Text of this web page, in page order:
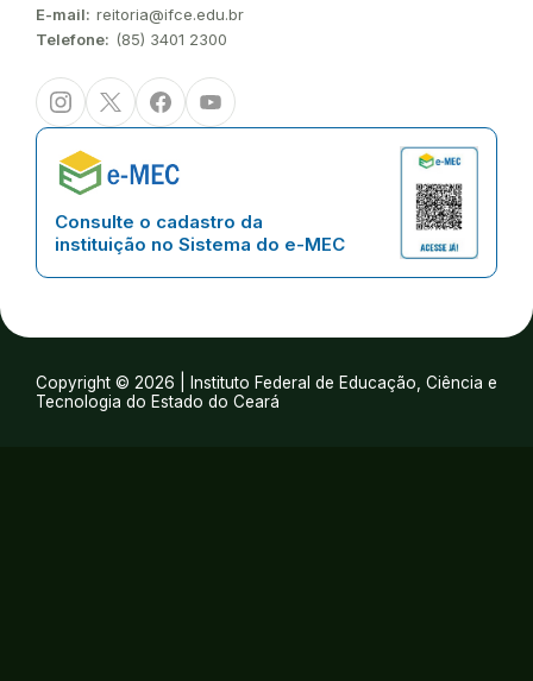
E-mail: reitoria@ifce.edu.br
Telefone: (85) 3401 2300
InstagramTwitter/XFacebookYoutube
Consulte o cadastro da
instituição no Sistema do e-MEC
Copyright © 2026 | Instituto Federal de Educação, Ciência e
Tecnologia do Estado do Ceará